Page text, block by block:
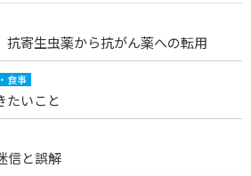
抗寄生虫薬から抗がん薬への転用
食事
たいこと
信と誤解